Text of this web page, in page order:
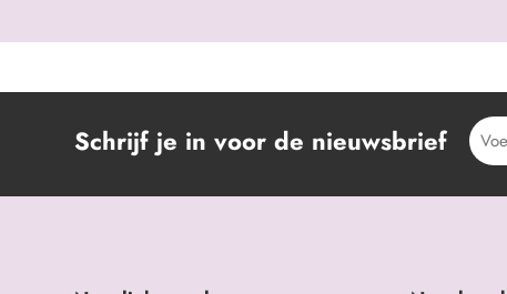
Schrijf je in voor de nieuwsbrief